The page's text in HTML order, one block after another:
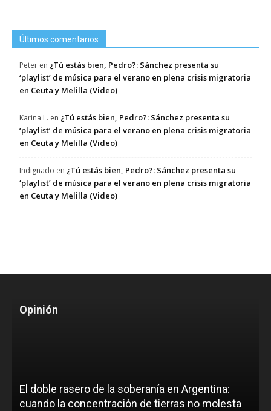
Últimos comentarios
Peter en ¿Tú estás bien, Pedro?: Sánchez presenta su
‘playlist’ de música para el verano en plena crisis migratoria
en Ceuta y Melilla (Video)
Karina L. en ¿Tú estás bien, Pedro?: Sánchez presenta su
‘playlist’ de música para el verano en plena crisis migratoria
en Ceuta y Melilla (Video)
Indignado en ¿Tú estás bien, Pedro?: Sánchez presenta su
‘playlist’ de música para el verano en plena crisis migratoria
en Ceuta y Melilla (Video)
Opinión
El doble rasero de la soberanía en Argentina:
cuando la concentración de tierras no molesta